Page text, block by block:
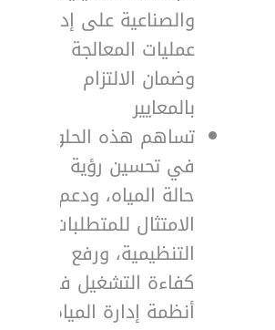
والصناعية على إدارة
عمليات المعالجة
وضمان الالتزام
بالمعايير
تساهم هذه الحلول
في تحسين رؤية
حالة المياه، ودعم
الامتثال للمتطلبات
التنظيمية، ورفع
كفاءة التشغيل في
أنظمة إدارة المياه.